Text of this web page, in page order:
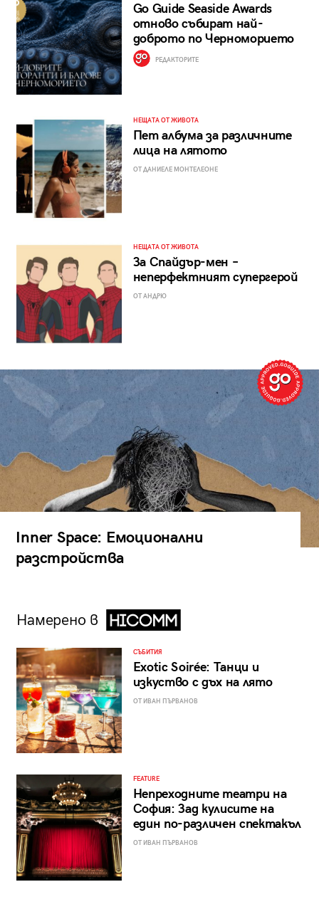
Go Guide Seaside Awards
отново събират най-
доброто по Черноморието
РЕДАКТОРИТЕ
НЕЩАТА ОТ ЖИВОТА
Пет албума за различните
лица на лятото
ОТ ДАНИЕЛЕ МОНТЕЛЕОНЕ
НЕЩАТА ОТ ЖИВОТА
За Спайдър-мен –
неперфектният супергерой
ОТ АНДРЮ
Inner Space: Емоционални
разстройства
Намерено в
СЪБИТИЯ
Exotic Soirée: Танци и
изкуство с дъх на лято
ОТ ИВАН ПЪРВАНОВ
FEATURE
Непреходните театри на
София: Зад кулисите на
един по-различен спектакъл
ОТ ИВАН ПЪРВАНОВ